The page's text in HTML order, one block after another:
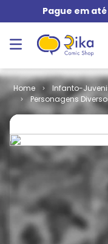
Pague em até
Infanto-
Personagens